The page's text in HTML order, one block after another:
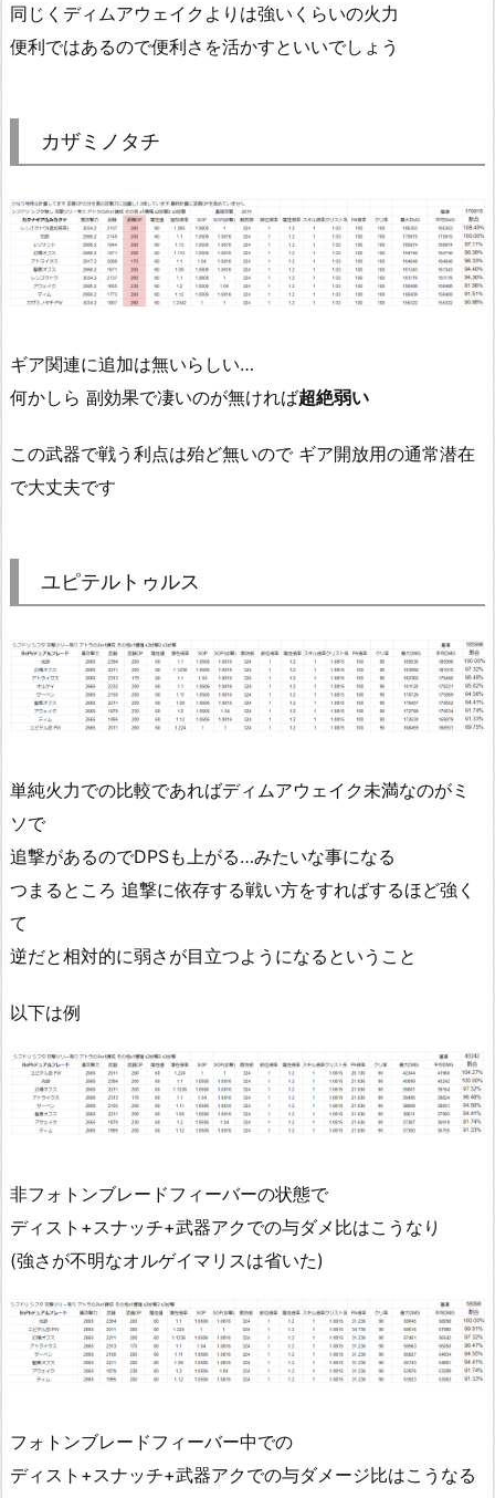
同じくディムアウェイクよりは強いくらいの火力
便利ではあるので便利さを活かすといいでしょう
カザミノタチ
ギア関連に追加は無いらしい…
何かしら 副効果で凄いのが無ければ超絶弱い
この武器で戦う利点は殆ど無いので ギア開放用の通常潜在
で大丈夫です
ユピテルトゥルス
単純火力での比較であればディムアウェイク未満なのがミ
ソで
追撃があるのでDPSも上がる…みたいな事になる
つまるところ 追撃に依存する戦い方をすればするほど強く
て
逆だと相対的に弱さが目立つようになるということ
以下は例
非フォトンブレードフィーバーの状態で
ディスト+スナッチ+武器アクでの与ダメ比はこうなり
(強さが不明なオルゲイマリスは省いた)
フォトンブレードフィーバー中での
ディスト+スナッチ+武器アクでの与ダメージ比はこうなる